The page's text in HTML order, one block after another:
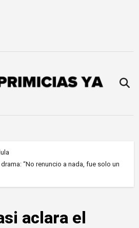
“No renuncio a nada, fue solo un
aclara el